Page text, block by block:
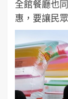
全館餐廳也
惠，要讓民